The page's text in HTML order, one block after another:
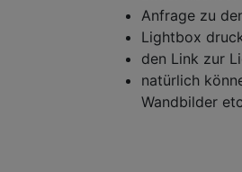
Anfrage zu
Lightbox
den Link zur
natürlich
Wandbilder